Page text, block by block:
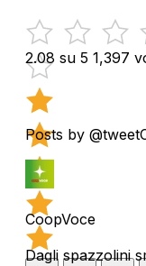
2.08 su 5 1,397
Posts by
CoopVoce
Dagli spazzolini